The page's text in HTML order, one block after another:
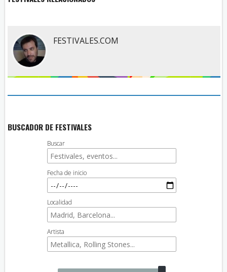
FESTIVALES.COM
BUSCADOR DE FESTIVALES
Buscar
Fecha de inicio
Localidad
Artista